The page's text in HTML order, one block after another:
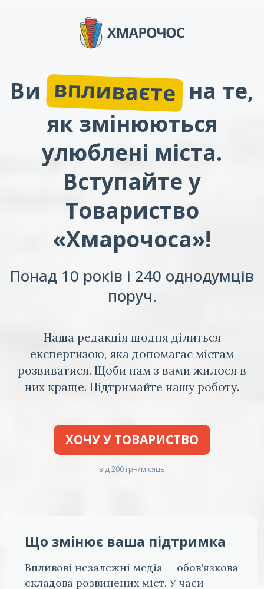
Ви впливаєте на те,
як змінюються
улюблені міста.
Вступайте у
Товариство
«Хмарочоса»!
Понад 10 років і 240 однодумців
поруч.
Наша редакція щодня ділиться
експертизою, яка допомагає містам
розвиватися. Щоби нам з вами жилося в
них краще. Підтримайте нашу роботу.
ХОЧУ У ТОВАРИСТВО
від 200 грн/місяць
Що змінює ваша підтримка
Впливові незалежні медіа — обов'язкова
складова розвинених міст. У часи